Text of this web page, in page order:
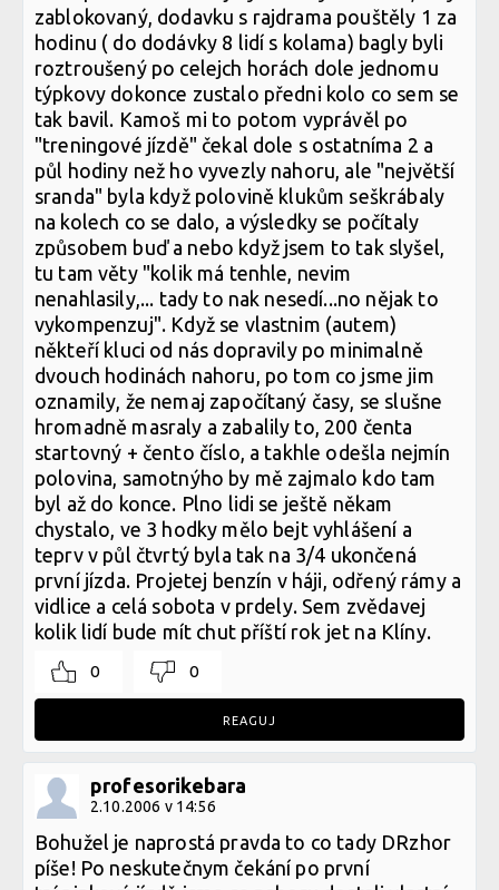
zablokovaný, dodavku s rajdrama pouštěly 1 za
hodinu ( do dodávky 8 lidí s kolama) bagly byli
roztroušený po celejch horách dole jednomu
týpkovy dokonce zustalo předni kolo co sem se
tak bavil. Kamoš mi to potom vyprávěl po
"treningové jízdě" čekal dole s ostatníma 2 a
půl hodiny než ho vyvezly nahoru, ale "největší
sranda" byla když polovině klukům seškrábaly
na kolech co se dalo, a výsledky se počítaly
způsobem buď a nebo když jsem to tak slyšel,
tu tam věty "kolik má tenhle, nevim
nenahlasily,... tady to nak nesedí...no nějak to
vykompenzuj". Když se vlastnim (autem)
někteří kluci od nás dopravily po minimalně
dvouch hodinách nahoru, po tom co jsme jim
oznamily, že nemaj započítaný časy, se slušne
hromadně masraly a zabalily to, 200 čenta
startovný + čento číslo, a takhle odešla nejmín
polovina, samotnýho by mě zajmalo kdo tam
byl až do konce. Plno lidi se ještě někam
chystalo, ve 3 hodky mělo bejt vyhlášení a
teprv v půl čtvrtý byla tak na 3/4 ukončená
první jízda. Projetej benzín v háji, odřený rámy a
vidlice a celá sobota v prdely. Sem zvědavej
kolik lidí bude mít chut příští rok jet na Klíny.
0 0
REAGUJ
profesorikebara
2.10.2006 v 14:56
Bohužel je naprostá pravda to co tady DRzhor
píše! Po neskutečnym čekání po první